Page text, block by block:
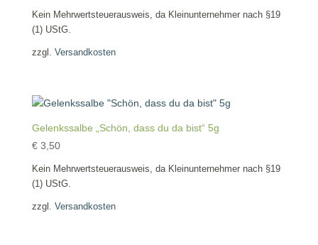
Kein Mehrwertsteuerausweis, da Kleinunternehmer nach §19
(1) UStG.
zzgl. Versandkosten
Gelenkssalbe „Schön, dass du da bist“ 5g
€3,50
Kein Mehrwertsteuerausweis, da Kleinunternehmer nach §19
(1) UStG.
zzgl. Versandkosten